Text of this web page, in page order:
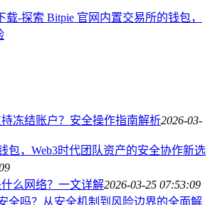
载-探索 Bitpie 官网内置交易所的钱包，
冻结账户？安全操作指南解析2026-03-
包，Web3时代团队资产的安全协作新选
么网络？一文详解2026-03-25 07:53:09
全吗？从安全机制到风险边界的全面解